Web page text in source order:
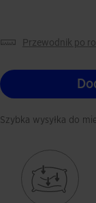
przewodnik po
Szybka wysyłka do